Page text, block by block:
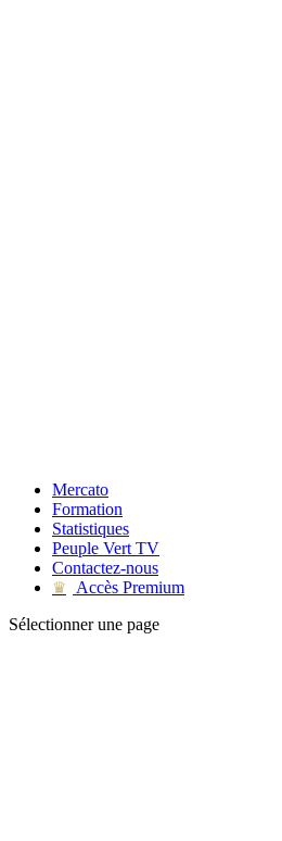
Mercato
Formation
Statistiques
Peuple Vert TV
Contactez-nous
♛
Accès Premium
Sélectionner une page